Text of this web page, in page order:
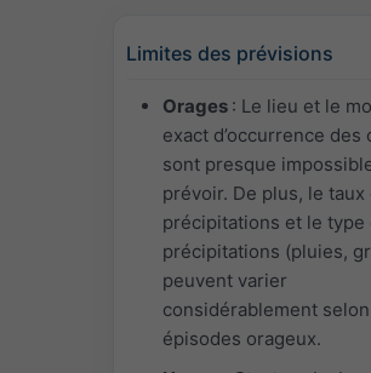
Limites des prévisions
Orages : Le lieu et le
exact d’occurrence des
sont presque
prévoir. De plus, le taux
précipitations et le type
précipitations (pluies,
peuvent varier
considérablement
épisodes orageux.